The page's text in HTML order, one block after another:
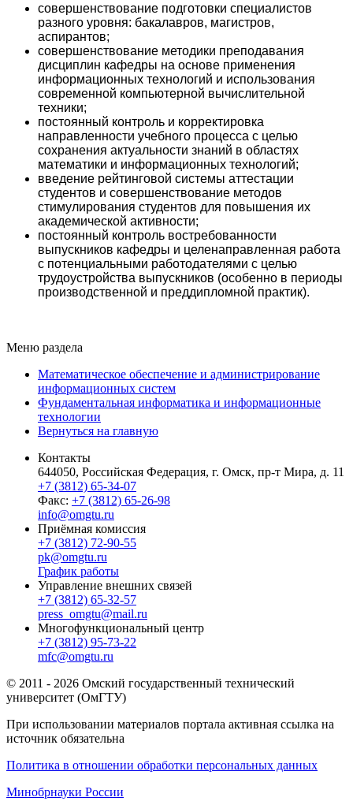
совершенствование подготовки специалистов
разного уровня: бакалавров, магистров,
аспирантов;
совершенствование методики преподавания
дисциплин кафедры на основе применения
информационных технологий и использования
современной компьютерной вычислительной
техники;
постоянный контроль и корректировка
направленности учебного процесса с целью
сохранения актуальности знаний в областях
математики и информационных технологий;
введение рейтинговой системы аттестации
студентов и совершенствование методов
стимулирования студентов для повышения их
академической активности;
постоянный контроль востребованности
выпускников кафедры и целенаправленная работа
с потенциальными работодателями с целью
трудоустройства выпускников (особенно в периоды
производственной и преддипломной практик).
Меню раздела
Математическое обеспечение и администрирование
информационных систем
Фундаментальная информатика и информационные
технологии
Вернуться на главную
Контакты
644050, Российская Федерация, г. Омск, пр-т Мира, д. 11
+7 (3812) 65-34-07
Факс: +7 (3812) 65-26-98
info@omgtu.ru
Приёмная комиссия
+7 (3812) 72-90-55
pk@omgtu.ru
График работы
Управление внешних связей
+7 (3812) 65-32-57
press_omgtu@mail.ru
Многофункциональный центр
+7 (3812) 95-73-22
mfc@omgtu.ru
© 2011 - 2026 Омский государственный технический
университет (ОмГТУ)
При использовании материалов портала активная ссылка на
источник обязательна
Политика в отношении обработки персональных данных
Минобрнауки России